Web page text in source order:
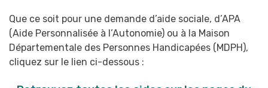
Que ce soit pour une demande d’aide sociale, d’APA
(Aide Personnalisée à l’Autonomie) ou à la Maison
Départementale des Personnes Handicapées (MDPH),
cliquez sur le lien ci-dessous :